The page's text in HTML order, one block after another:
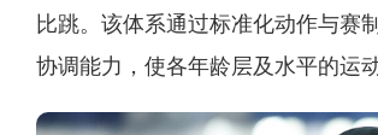
比跳。该体系通过标准化动作与赛
协调能力，使各年龄层及水平的运